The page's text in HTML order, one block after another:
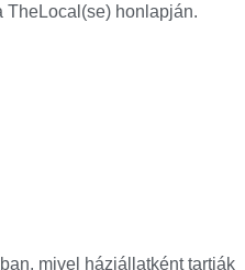
TheLocal(se) honlapján.
mivel háziállatként tartják